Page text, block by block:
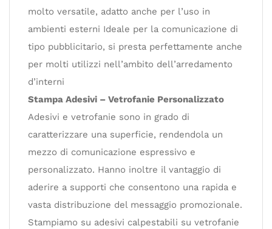
molto versatile, adatto anche per l’uso in
ambienti esterni Ideale per la comunicazione di
tipo pubblicitario, si presta perfettamente anche
per molti utilizzi nell’ambito dell’arredamento
d’interni
Stampa Adesivi – Vetrofanie Personalizzato
Adesivi e vetrofanie sono in grado di
caratterizzare una superficie, rendendola un
mezzo di comunicazione espressivo e
personalizzato. Hanno inoltre il vantaggio di
aderire a supporti che consentono una rapida e
vasta distribuzione del messaggio promozionale.
Stampiamo su adesivi calpestabili su vetrofanie